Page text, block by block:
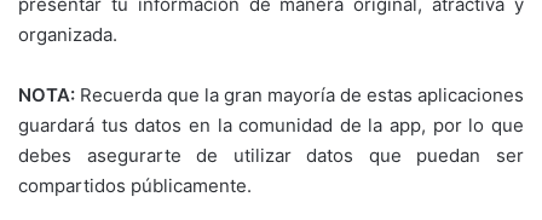
presentar tu información de manera original, atractiva y
organizada.
NOTA: Recuerda que la gran mayoría de estas aplicaciones
guardará tus datos en la comunidad de la app, por lo que
debes asegurarte de utilizar datos que puedan ser
compartidos públicamente.